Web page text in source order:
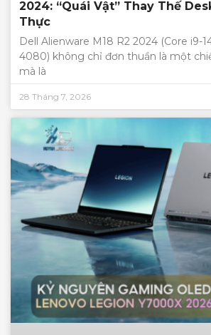
2024: “Quái Vật” Thay Thế
Thực
Dell Alienware M18 R2 2024 (Core i9-
4080) không chỉ đơn thuần là một
mà là
28 Tháng 7, 2026